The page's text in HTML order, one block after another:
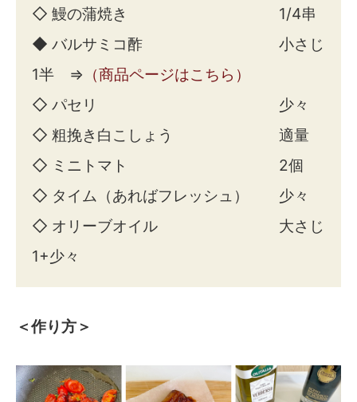
◇ 鰻の蒲焼き 1/4串
◆ バルサミコ酢 小さじ
1半 ⇒ （商品ページはこちら）
◇ パセリ 少々
◇ 粗挽き白こしょう 適量
◇ ミニトマト 2個
◇ タイム（あればフレッシュ） 少々
◇ オリーブオイル 大さじ
1+少々
＜作り方＞